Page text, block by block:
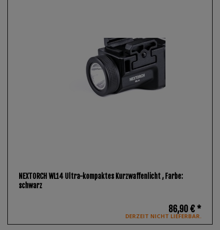
NEXTORCH WL14 Ultra-kompaktes Kurzwaffenlicht, Farbe:
schwarz
DERZEIT NICHT LIEFERBAR.
86,90 € *